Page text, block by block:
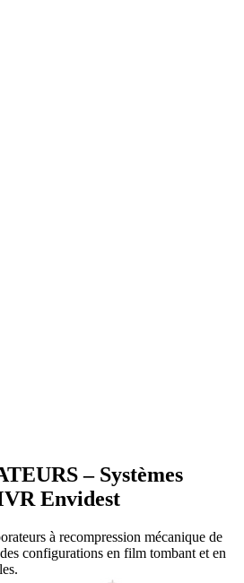
– Systèmes
Envidest
à recompression mécanique de
configurations en film tombant et en